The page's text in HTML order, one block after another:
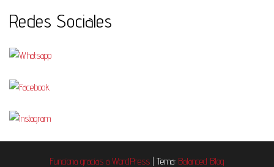
Redes Sociales
Funciona gracias a WordPress | Tema: Balanced Blog